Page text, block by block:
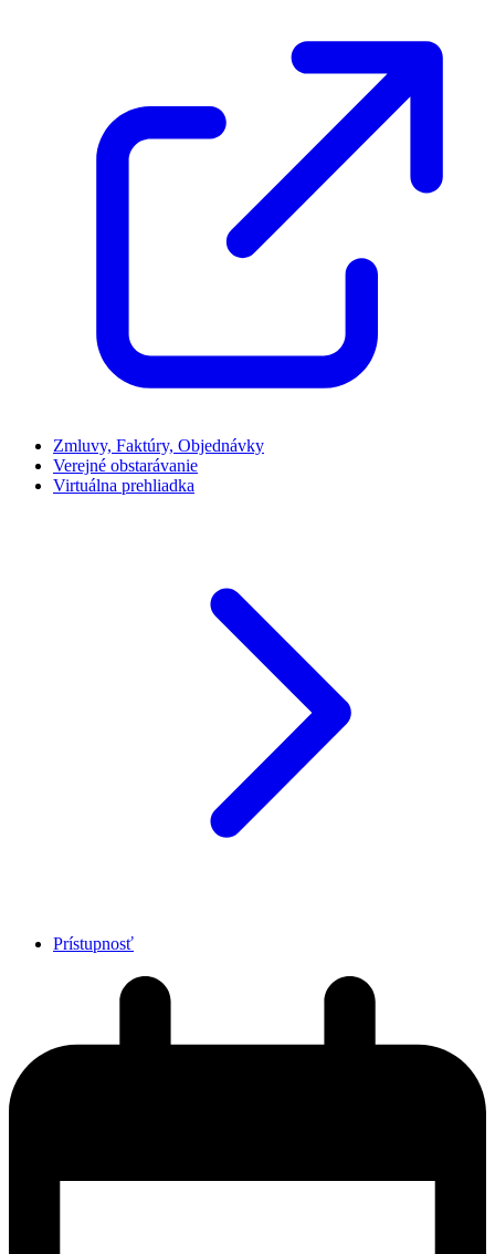
Zmluvy, Faktúry, Objednávky
Verejné obstarávanie
Virtuálna prehliadka
Prístupnosť